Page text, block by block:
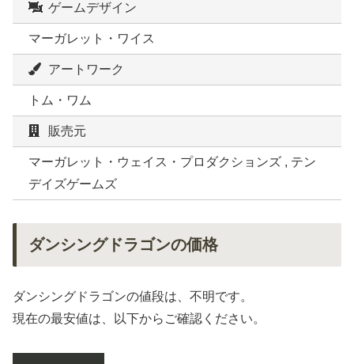
ゲームデザイン
マーガレット・ワイス
アートワーク
トム・ワム
販売元
マーガレット・ウェイス・プロダクションズ , テン
デイズゲームズ
ダンシングドラゴンの価格
ダンシングドラゴンの値段は、不明です。
現在の最安値は、以下からご確認ください。